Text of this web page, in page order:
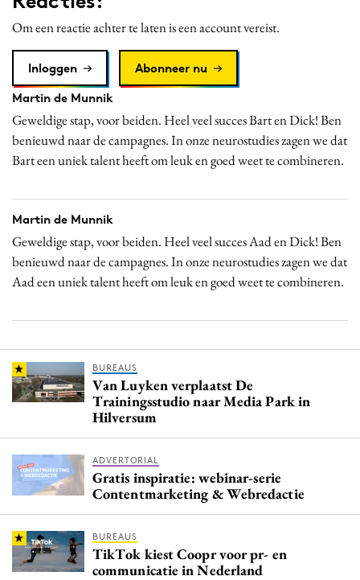
Om een reactie achter te laten is een account vereist.
Inloggen
Abonneer nu
Martin de Munnik
Geweldige stap, voor beiden. Heel veel succes Bart en Dick! Ben
benieuwd naar de campagnes. In onze neurostudies zagen we dat
Bart een uniek talent heeft om leuk en goed weet te combineren.
Martin de Munnik
Geweldige stap, voor beiden. Heel veel succes Aad en Dick! Ben
benieuwd naar de campagnes. In onze neurostudies zagen we dat
Aad een uniek talent heeft om leuk en goed weet te combineren.
BUREAUS
Van Luyken verplaatst De
Trainingsstudio naar Media Park in
Hilversum
ADVERTORIAL
Gratis inspiratie: webinar-serie
Contentmarketing & Webredactie
BUREAUS
TikTok kiest Coopr voor pr- en
communicatie in Nederland